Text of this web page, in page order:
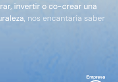
invertir o co-crear una
nos encantaría saber